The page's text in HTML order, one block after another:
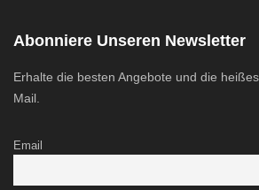
Abonniere Unseren Newsletter
Erhalte die besten Angebote und die
Mail.
Email